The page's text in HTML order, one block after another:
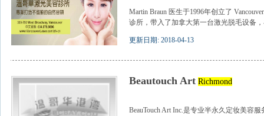
Martin Braun 医生于1996年创立了
诊所，带入了加拿大第一台激光脱毛设备
更新日期: 2018-04-13
Beautouch Art Richmond
BeauTouch Art Inc.是专业半永久定妆美容